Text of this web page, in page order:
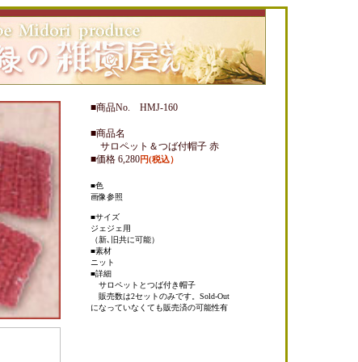
■商品No. HMJ-160
■商品名
サロペット＆つば付帽子 赤
■価格 6,280円(税込）
■色
画像参照
■サイズ
ジェジェ用
（新､旧共に可能）
■素材
ニット
■詳細
サロペットとつば付き帽子
販売数は2セットのみです。Sold-Out
になっていなくても販売済の可能性有